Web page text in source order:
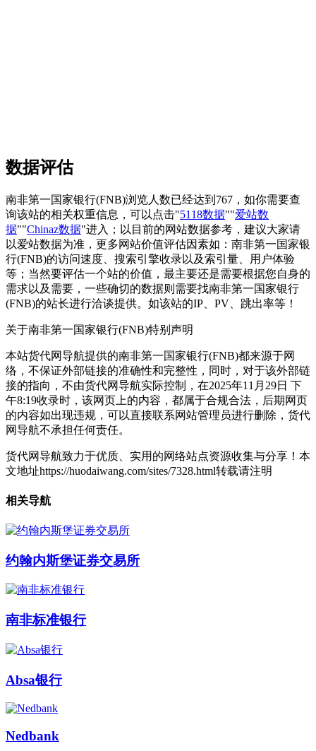
数据评估
南非第一国家银行(FNB)浏览人数已经达到767，如你需要查
询该站的相关权重信息，可以点击"5118数据""爱站数
据""Chinaz数据"进入；以目前的网站数据参考，建议大家请
以爱站数据为准，更多网站价值评估因素如：南非第一国家银
行(FNB)的访问速度、搜索引擎收录以及索引量、用户体验
等；当然要评估一个站的价值，最主要还是需要根据您自身的
需求以及需要，一些确切的数据则需要找南非第一国家银行
(FNB)的站长进行洽谈提供。如该站的IP、PV、跳出率等！
关于南非第一国家银行(FNB)特别声明
本站货代网导航提供的南非第一国家银行(FNB)都来源于网
络，不保证外部链接的准确性和完整性，同时，对于该外部链
接的指向，不由货代网导航实际控制，在2025年11月29日 下
午8:19收录时，该网页上的内容，都属于合规合法，后期网页
的内容如出现违规，可以直接联系网站管理员进行删除，货代
网导航不承担任何责任。
货代网导航致力于优质、实用的网络站点资源收集与分享！ 本
文地址https://huodaiwang.com/sites/7328.html转载请注明
相关导航
约翰内斯堡证券交易所
南非标准银行
Absa银行
Nedbank